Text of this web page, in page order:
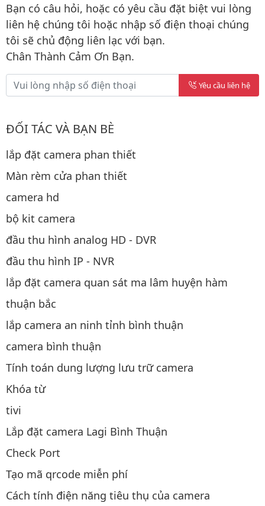
Bạn có câu hỏi, hoặc có yêu cầu đặt biệt vui lòng
liên hệ chúng tôi hoặc nhập số điện thoại chúng
tôi sẽ chủ động liên lạc với bạn.
Chân Thành Cảm Ơn Bạn.
Yêu cầu liên hệ
ĐỐI TÁC VÀ BẠN BÈ
lắp đặt camera phan thiết
Màn rèm cửa phan thiết
camera hd
bộ kit camera
đầu thu hình analog HD - DVR
đầu thu hình IP - NVR
lắp đặt camera quan sát ma lâm huyện hàm
thuận bắc
lắp camera an ninh tỉnh bình thuận
camera bình thuận
Tính toán dung lượng lưu trữ camera
Khóa từ
tivi
Lắp đặt camera Lagi Bình Thuận
Check Port
Tạo mã qrcode miễn phí
Cách tính điện năng tiêu thụ của camera